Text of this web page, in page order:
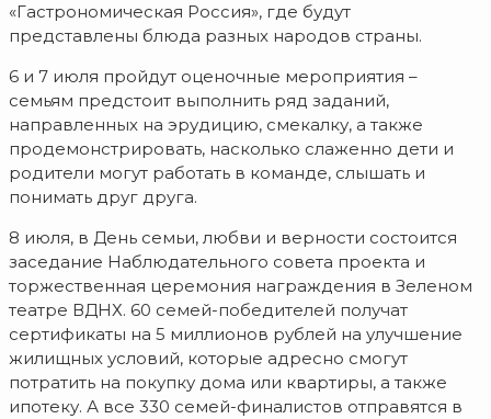
«Гастрономическая Россия», где будут
представлены блюда разных народов страны.
6 и 7 июля пройдут оценочные мероприятия –
семьям предстоит выполнить ряд заданий,
направленных на эрудицию, смекалку, а также
продемонстрировать, насколько слаженно дети и
родители могут работать в команде, слышать и
понимать друг друга.
8 июля, в День семьи, любви и верности состоится
заседание Наблюдательного совета проекта и
торжественная церемония награждения в Зеленом
театре ВДНХ. 60 семей-победителей получат
сертификаты на 5 миллионов рублей на улучшение
жилищных условий, которые адресно смогут
потратить на покупку дома или квартиры, а также
ипотеку. А все 330 семей-финалистов отправятся в